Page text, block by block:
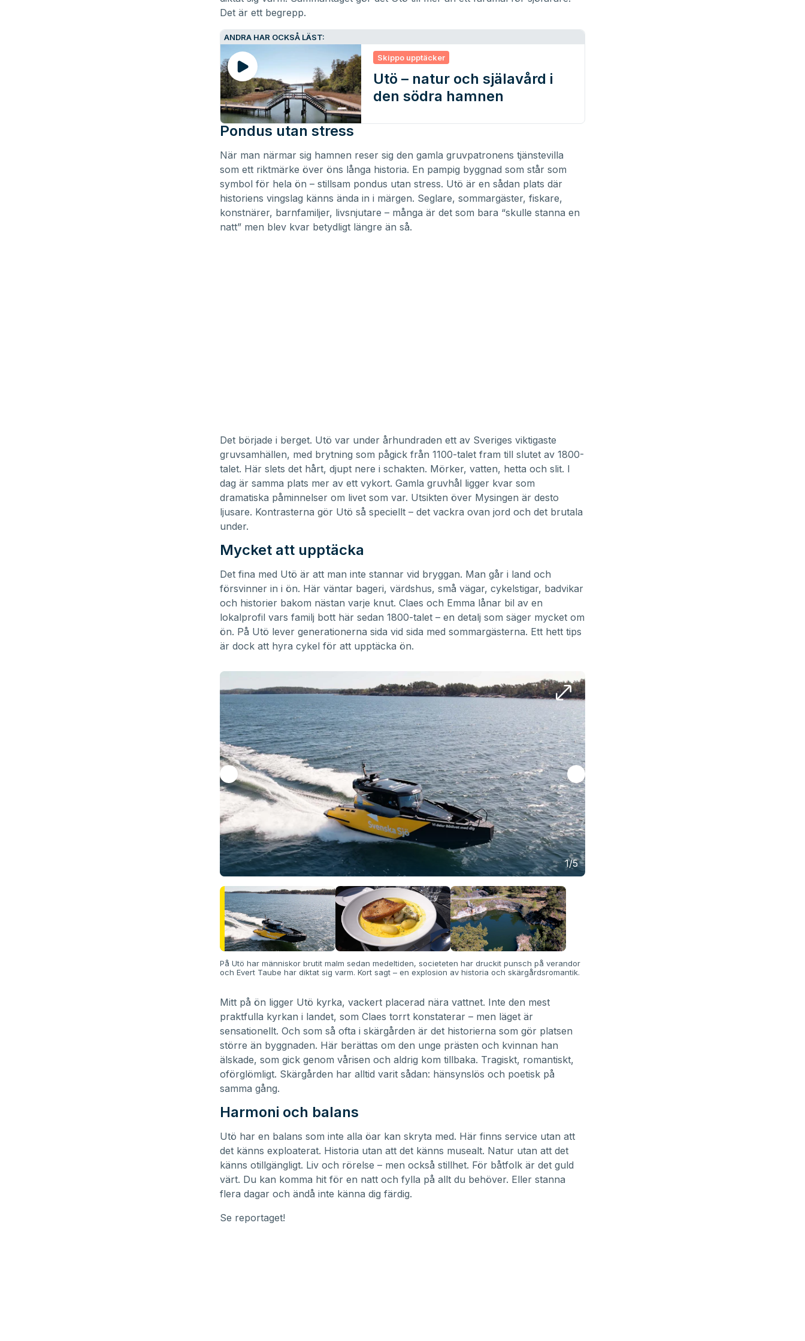
Det är ett begrepp.
ANDRA HAR OCKSÅ LÄST:
Skippo upptäcker
Utö – natur och själavård i
den södra hamnen
Pondus utan stress
När man närmar sig hamnen reser sig den gamla gruvpatronens tjänstevilla
som ett riktmärke över öns långa historia. En pampig byggnad som står som
symbol för hela ön – stillsam pondus utan stress. Utö är en sådan plats där
historiens vingslag känns ända in i märgen. Seglare, sommargäster, fiskare,
konstnärer, barnfamiljer, livsnjutare – många är det som bara “skulle stanna en
natt” men blev kvar betydligt längre än så.
Det började i berget. Utö var under århundraden ett av Sveriges viktigaste
gruvsamhällen, med brytning som pågick från 1100-talet fram till slutet av 1800-
talet. Här slets det hårt, djupt nere i schakten. Mörker, vatten, hetta och slit. I
dag är samma plats mer av ett vykort. Gamla gruvhål ligger kvar som
dramatiska påminnelser om livet som var. Utsikten över Mysingen är desto
ljusare. Kontrasterna gör Utö så speciellt – det vackra ovan jord och det brutala
under.
Mycket att upptäcka
Det fina med Utö är att man inte stannar vid bryggan. Man går i land och
försvinner in i ön. Här väntar bageri, värdshus, små vägar, cykelstigar, badvikar
och historier bakom nästan varje knut. Claes och Emma lånar bil av en
lokalprofil vars familj bott här sedan 1800-talet – en detalj som säger mycket om
ön. På Utö lever generationerna sida vid sida med sommargästerna. Ett hett tips
är dock att hyra cykel för att upptäcka ön.
1/5
På Utö har människor brutit malm sedan medeltiden, societeten har druckit punsch på verandor
och Evert Taube har diktat sig varm. Kort sagt – en explosion av historia och skärgårdsromantik.
Mitt på ön ligger Utö kyrka, vackert placerad nära vattnet. Inte den mest
praktfulla kyrkan i landet, som Claes torrt konstaterar – men läget är
sensationellt. Och som så ofta i skärgården är det historierna som gör platsen
större än byggnaden. Här berättas om den unge prästen och kvinnan han
älskade, som gick genom vårisen och aldrig kom tillbaka. Tragiskt, romantiskt,
oförglömligt. Skärgården har alltid varit sådan: hänsynslös och poetisk på
samma gång.
Harmoni och balans
Utö har en balans som inte alla öar kan skryta med. Här finns service utan att
det känns exploaterat. Historia utan att det känns musealt. Natur utan att det
känns otillgängligt. Liv och rörelse – men också stillhet. För båtfolk är det guld
värt. Du kan komma hit för en natt och fylla på allt du behöver. Eller stanna
flera dagar och ändå inte känna dig färdig.
Se reportaget!